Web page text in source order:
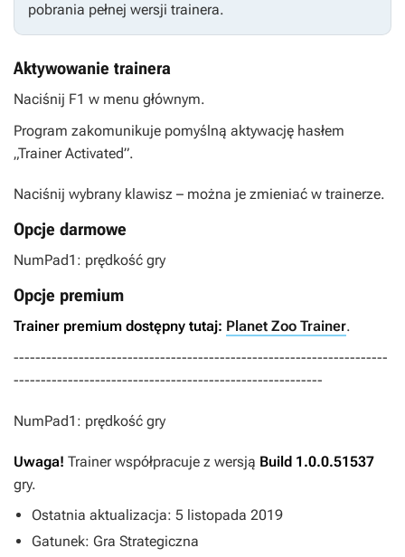
pobrania pełnej wersji trainera.
Aktywowanie trainera
Naciśnij F1 w menu głównym.
Program zakomunikuje pomyślną aktywację hasłem
„Trainer Activated”.
Naciśnij wybrany klawisz – można je zmieniać w trainerze.
Opcje darmowe
NumPad1: prędkość gry
Opcje premium
Trainer premium dostępny tutaj: Planet Zoo Trainer.
---------------------------------------------------------------------
---------------------------------------------------------
NumPad1: prędkość gry
Uwaga! Trainer współpracuje z wersją Build 1.0.0.51537
gry.
Ostatnia aktualizacja: 5 listopada 2019
Gatunek: Gra Strategiczna